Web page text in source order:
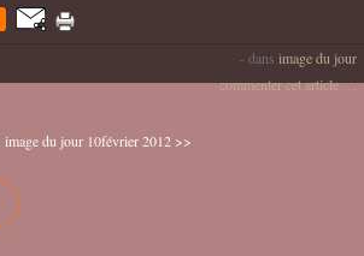
- dans image du jour
commenter cet article…
image du jour 10février 2012 >>